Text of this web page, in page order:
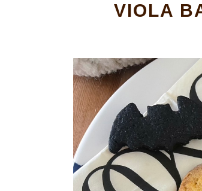
VIOLA